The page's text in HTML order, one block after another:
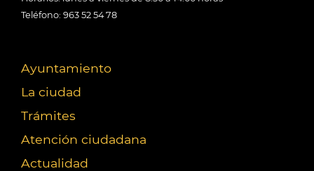
Teléfono: 963 52 54 78
Ayuntamiento
La ciudad
Trámites
Atención ciudadana
Actualidad